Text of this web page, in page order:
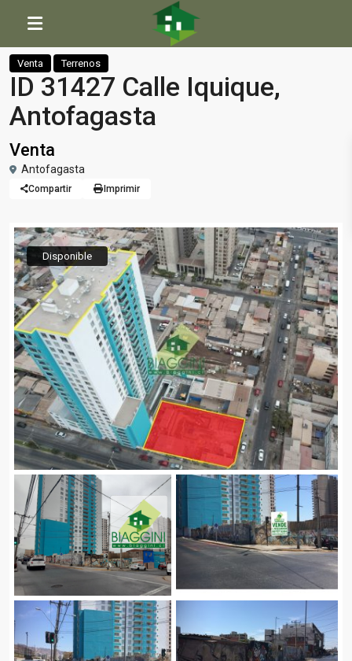
Inicio ID 31427 Calle Iquique, Antofagasta
Venta Terrenos
ID 31427 Calle Iquique,
Antofagasta
Venta
Antofagasta
Compartir Imprimir
Disponible